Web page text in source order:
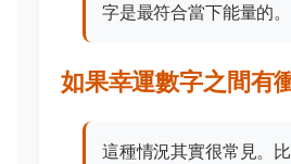
字是最符合當下能量的。
如果幸運數字之間有
這種情況其實很常見。